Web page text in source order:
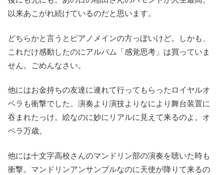
以来あこがれ続けているのだと思います。
どちらかと言うとピアノメインの方っぽいけど。しかも、
これだけ感動したのにアルバム「感覚思考」は買っていま
せん。ごめんなさい。
他にはお金持ちの友達に連れて行ってもらったロイヤルオ
ペラも衝撃でした。演奏より演技よりなにより舞台装置に
吞まれたっけ。絵なのに妙にリアルに見えて来るのよ。オ
ペラ万歳。
他には十文字高校さんのマンドリン部の演奏を聴いた時も
衝撃。マンドリンアンサンブルなのに天使が降りて来るの